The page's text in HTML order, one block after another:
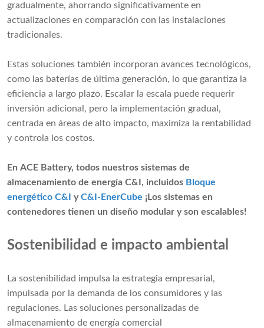
gradualmente, ahorrando significativamente en
actualizaciones en comparación con las instalaciones
tradicionales.
Estas soluciones también incorporan avances tecnológicos,
como las baterías de última generación, lo que garantiza la
eficiencia a largo plazo. Escalar la escala puede requerir
inversión adicional, pero la implementación gradual,
centrada en áreas de alto impacto, maximiza la rentabilidad
y controla los costos.
En ACE Battery, todos nuestros sistemas de
almacenamiento de energía C&I, incluidos Bloque
energético C&I
yC&I-EnerCube ¡Los sistemas en
contenedores tienen un diseño modular y son escalables!
Sostenibilidad e impacto ambiental
La sostenibilidad impulsa la estrategia empresarial,
impulsada por la demanda de los consumidores y las
regulaciones. Las soluciones personalizadas de
almacenamiento de energía comercial